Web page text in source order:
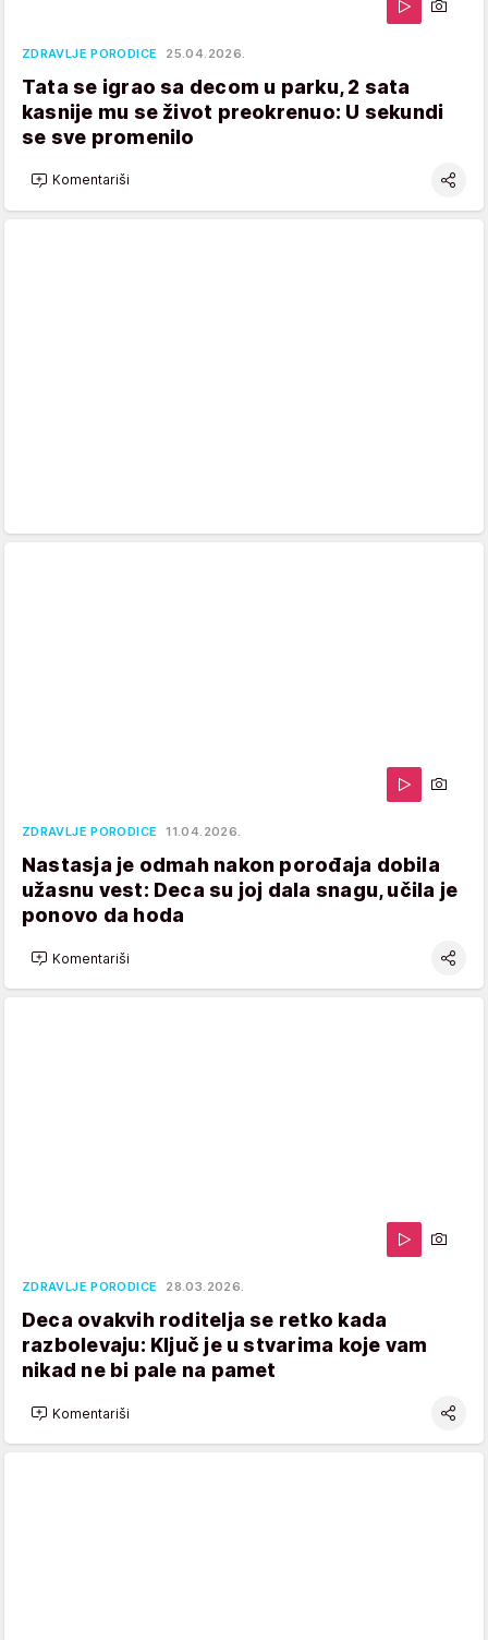
ZDRAVLJE PORODICE 25.04.2026.
Tata se igrao sa decom u parku, 2 sata
kasnije mu se život preokrenuo: U sekundi
se sve promenilo
Komentariši
ZDRAVLJE PORODICE 11.04.2026.
Nastasja je odmah nakon porođaja dobila
užasnu vest: Deca su joj dala snagu, učila je
ponovo da hoda
Komentariši
ZDRAVLJE PORODICE 28.03.2026.
Deca ovakvih roditelja se retko kada
razbolevaju: Ključ je u stvarima koje vam
nikad ne bi pale na pamet
Komentariši